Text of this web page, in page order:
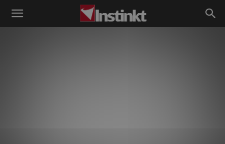
Instinkt